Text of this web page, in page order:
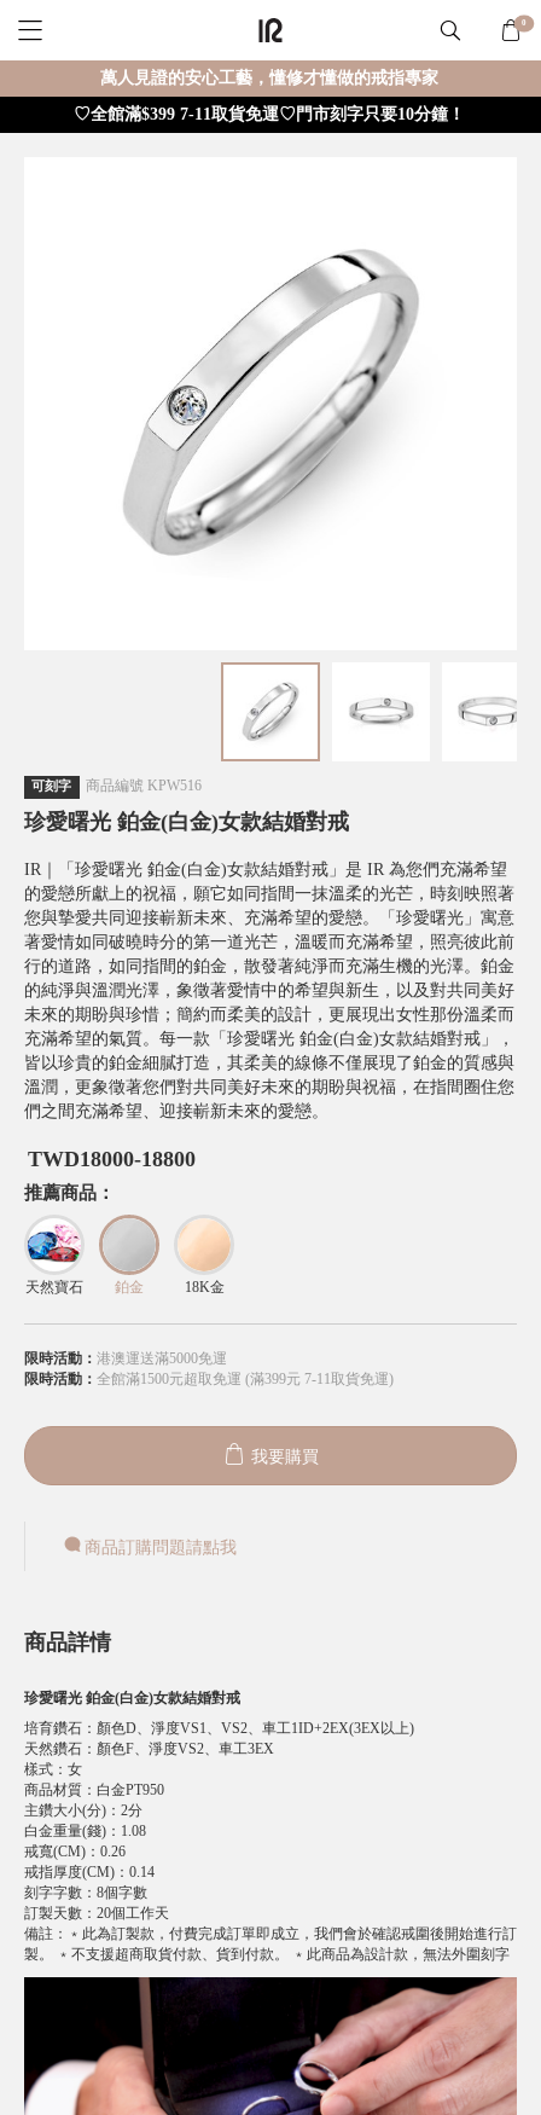
0
萬人見證的安心工藝，懂修才懂做的戒指專家
♡全館滿$399 7-11取貨免運♡門市刻字只要10分鐘！
可刻字 商品編號 KPW516
珍愛曙光 鉑金(白金)女款結婚對戒
IR｜「珍愛曙光 鉑金(白金)女款結婚對戒」是 IR 為您們充滿希望
的愛戀所獻上的祝福，願它如同指間一抹溫柔的光芒，時刻映照著
您與摯愛共同迎接嶄新未來、充滿希望的愛戀。「珍愛曙光」寓意
著愛情如同破曉時分的第一道光芒，溫暖而充滿希望，照亮彼此前
行的道路，如同指間的鉑金，散發著純淨而充滿生機的光澤。鉑金
的純淨與溫潤光澤，象徵著愛情中的希望與新生，以及對共同美好
未來的期盼與珍惜；簡約而柔美的設計，更展現出女性那份溫柔而
充滿希望的氣質。每一款「珍愛曙光 鉑金(白金)女款結婚對戒」，
皆以珍貴的鉑金細膩打造，其柔美的線條不僅展現了鉑金的質感與
溫潤，更象徵著您們對共同美好未來的期盼與祝福，在指間圈住您
們之間充滿希望、迎接嶄新未來的愛戀。
TWD18000-18800
推薦商品：
天然寶石 鉑金 18K金
限時活動： 港澳運送滿5000免運
限時活動： 全館滿1500元超取免運 (滿399元 7-11取貨免運)
我要購買
商品訂購問題請點我
商品詳情
珍愛曙光 鉑金(白金)女款結婚對戒
培育鑽石 ： 顏色D、淨度VS1、VS2、車工1ID+2EX(3EX以上)
天然鑽石 ： 顏色F、淨度VS2、車工3EX
樣式 ： 女
商品材質 ： 白金PT950
主鑽大小(分) ： 2分
白金重量(錢) ： 1.08
戒寬(CM) ： 0.26
戒指厚度(CM) ： 0.14
刻字字數 ： 8個字數
訂製天數 ： 20個工作天
備註 ： ﹡此為訂製款，付費完成訂單即成立，我們會於確認戒圍後開始進行訂
製。 ﹡不支援超商取貨付款、貨到付款。 ﹡此商品為設計款，無法外圍刻字